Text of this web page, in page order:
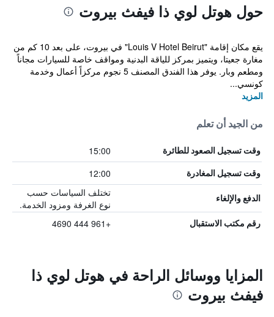
حول هوتل لوي ذا فيفث بيروت
يقع مكان إقامة "Louis V Hotel Beirut" في بيروت، على بعد 10 كم من
مغارة جعيتا، ويتميز بمركز للياقة البدنية ومواقف خاصة للسيارات مجاناً
ومطعم وبار. يوفر هذا الفندق المصنف 5 نجوم مركزاً أعمال وخدمة
كونسي...
المزيد
من الجيد أن تعلم
وقت تسجيل الصعود للطائرة 15:00
وقت تسجيل المغادرة 12:00
الدفع والإلغاء
تختلف السياسات حسب
نوع الغرفة ومزود الخدمة.
رقم مكتب الاستقبال +961 444 4690
المزايا ووسائل الراحة في هوتل لوي ذا
فيفث بيروت